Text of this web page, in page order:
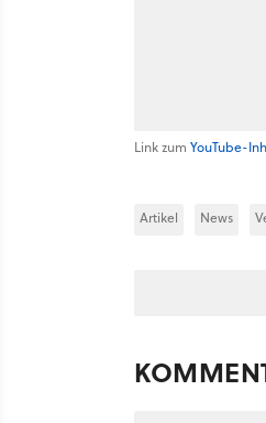
Link zum YouTube-
Artikel News